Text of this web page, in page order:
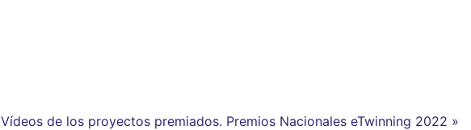
Vídeos de los proyectos premiados. Premios Nacionales eTwinning 2022 »